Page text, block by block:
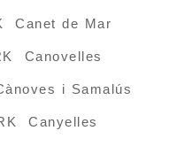
Canet de Mar
Canovelles
i Samalús
Canyelles